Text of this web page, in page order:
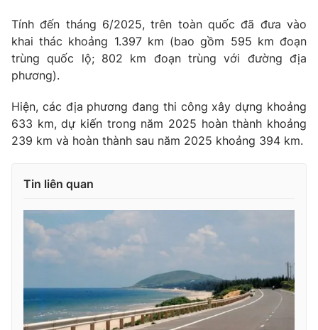
Cơ quan báo chí:Thời báo VTV
Giấy phép hoạt động báo in và báo điện tử số 483/GP-BTTTT
cấp ngày 29/12/2023
Tổng Biên tập:
Phó Tổng Biên tập:Nguyễn Thị Mỹ Hạnh, Phạm Quốc Thắng,
Nguyễn Trọng Ninh
Tổng đài VTV:024.38 355 931 - 024.38 355 932
Email:
toasoan@vtv.vn
Tính đến tháng 6/2025, trên toàn quốc đã đưa vào
khai thác khoảng 1.397 km (bao gồm 595 km đoạn
trùng quốc lộ; 802 km đoạn trùng với đường địa
phương).
Hiện, các địa phương đang thi công xây dựng khoảng
633 km, dự kiến trong năm 2025 hoàn thành khoảng
239 km và hoàn thành sau năm 2025 khoảng 394 km.
Tin liên quan